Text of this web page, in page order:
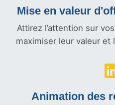
Mise en valeur
Attirez l’attention sur
maximiser leur valeur et
Animation des